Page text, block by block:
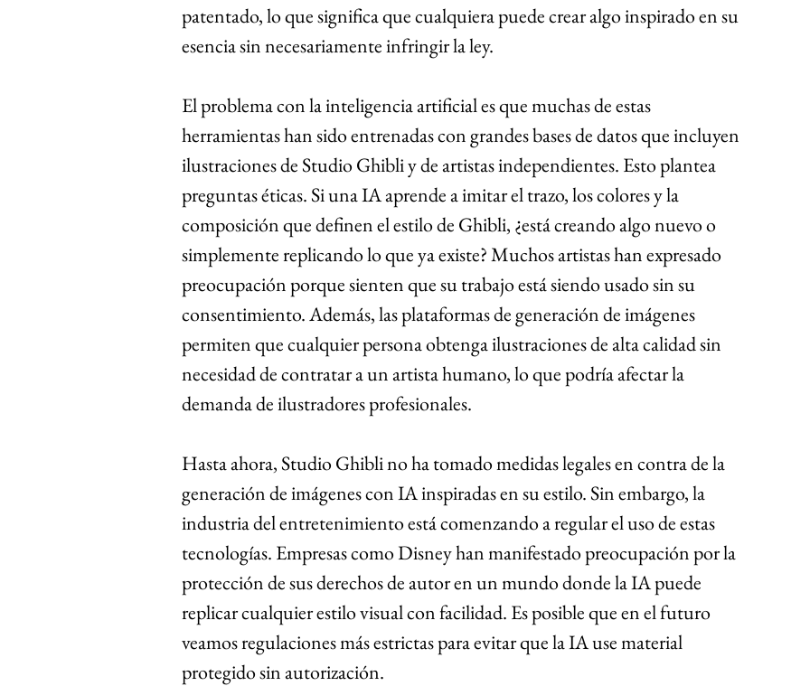
patentado, lo que significa que cualquiera puede crear algo inspirado en su
esencia sin necesariamente infringir la ley.
El problema con la inteligencia artificial es que muchas de estas
herramientas han sido entrenadas con grandes bases de datos que incluyen
ilustraciones de Studio Ghibli y de artistas independientes. Esto plantea
preguntas éticas. Si una IA aprende a imitar el trazo, los colores y la
composición que definen el estilo de Ghibli, ¿está creando algo nuevo o
simplemente replicando lo que ya existe? Muchos artistas han expresado
preocupación porque sienten que su trabajo está siendo usado sin su
consentimiento. Además, las plataformas de generación de imágenes
permiten que cualquier persona obtenga ilustraciones de alta calidad sin
necesidad de contratar a un artista humano, lo que podría afectar la
demanda de ilustradores profesionales.
Hasta ahora, Studio Ghibli no ha tomado medidas legales en contra de la
generación de imágenes con IA inspiradas en su estilo. Sin embargo, la
industria del entretenimiento está comenzando a regular el uso de estas
tecnologías. Empresas como Disney han manifestado preocupación por la
protección de sus derechos de autor en un mundo donde la IA puede
replicar cualquier estilo visual con facilidad. Es posible que en el futuro
veamos regulaciones más estrictas para evitar que la IA use material
protegido sin autorización.